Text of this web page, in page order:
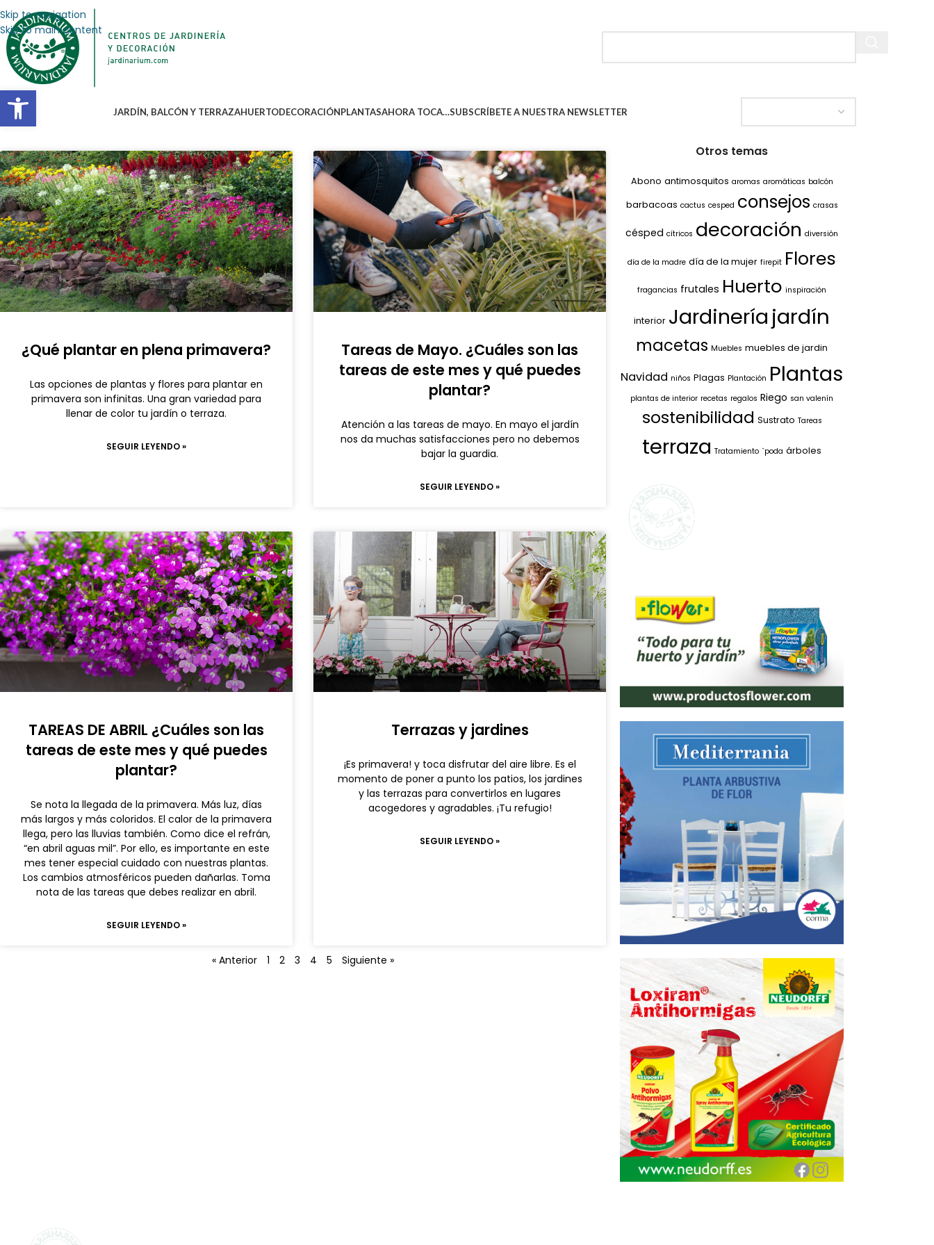
Abrir barra de herramientas
Skip to navigation
Skip to main content
JARDÍN, BALCÓN Y TERRAZAHUERTODECORACIÓNPLANTASAHORA TOCA…SUBSCRÍBETE A NUESTRA NEWSLETTER
¿Qué plantar en plena primavera?
Las opciones de plantas y flores para plantar en
primavera son infinitas. Una gran variedad para
llenar de color tu jardín o terraza.
SEGUIR LEYENDO »
Tareas de Mayo. ¿Cuáles son las
tareas de este mes y qué puedes
plantar?
Atención a las tareas de mayo. En mayo el jardín
nos da muchas satisfacciones pero no debemos
bajar la guardia.
SEGUIR LEYENDO »
TAREAS DE ABRIL ¿Cuáles son las
tareas de este mes y qué puedes
plantar?
Se nota la llegada de la primavera. Más luz, días
más largos y más coloridos. El calor de la primavera
llega, pero las lluvias también. Como dice el refrán,
“en abril aguas mil”. Por ello, es importante en este
mes tener especial cuidado con nuestras plantas.
Los cambios atmosféricos pueden dañarlas. Toma
nota de las tareas que debes realizar en abril.
SEGUIR LEYENDO »
Terrazas y jardines
¡Es primavera! y toca disfrutar del aire libre. Es el
momento de poner a punto los patios, los jardines
y las terrazas para convertirlos en lugares
acogedores y agradables. ¡Tu refugio!
SEGUIR LEYENDO »
« Anterior 1 2 3 4 5 Siguiente »
Otros temas
Abono antimosquitos aromas aromáticas balcón
barbacoas cactus cesped consejos crasas
césped cítricos decoración diversión
día de la madre día de la mujer firepit Flores
fragancias frutales Huerto inspiración
interior Jardinería jardín
macetas Muebles muebles de jardin
Navidad niños Plagas Plantación Plantas
plantas de interior recetas regalos Riego san valenín
sostenibilidad Sustrato Tareas
terraza Tratamiento `poda árboles